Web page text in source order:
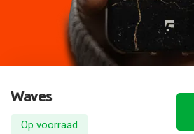
Waves
Op voorraad